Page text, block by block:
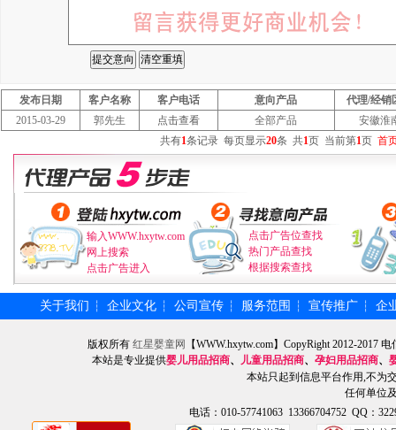
发布日期 客户名称 客户电话 意向产品
代理/经销
2015-03-29
郭先生 点击查看 全部产品
安徽淮
共有1条记录 每页显示20条 共1页 当前第1页 首
输入WWW.hxytw.com
网上搜索
点击广告进入
点击广告位查找
热门产品查找
根据搜索查找
关于我们 ┆ 企业文化 ┆ 公司宣传 ┆ 服务范围 ┆ 宣传推广 ┆ 企
版权所有 红星婴童网
【WWW.hxytw.com】CopyRight 2012-2017
本站是专业提供婴儿用品招商、 儿童用品招商、 孕妇用品招商、
本站只起到信息平台作用,不为
任何单位
电话：010-57741063 13366704752 QQ：